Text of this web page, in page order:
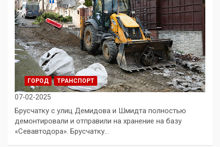
ГОРОД ТРАНСПОРТ
07-02-2025
Брусчатку с улиц Демидова и Шмидта полностью
демонтировали и отправили на хранение на базу
«Севавтодора». Брусчатку…